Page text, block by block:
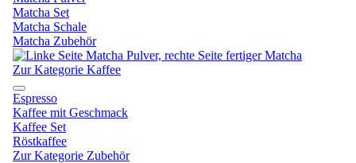
Matcha Set
Matcha Schale
Matcha Zubehör
Zur Kategorie Kaffee
Espresso
Kaffee mit Geschmack
Kaffee Set
Röstkaffee
Zur Kategorie Zubehör